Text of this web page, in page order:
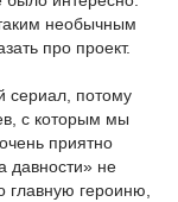
необычным
про проект.
сериал, потому
с которым мы
приятно
давности» не
главную героиню,